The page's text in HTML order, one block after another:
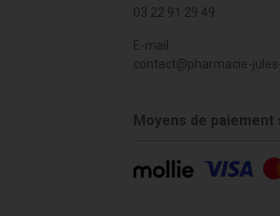
03 22 91 29 49
E-mail
contact@pharmacie-
Moyens de paiement